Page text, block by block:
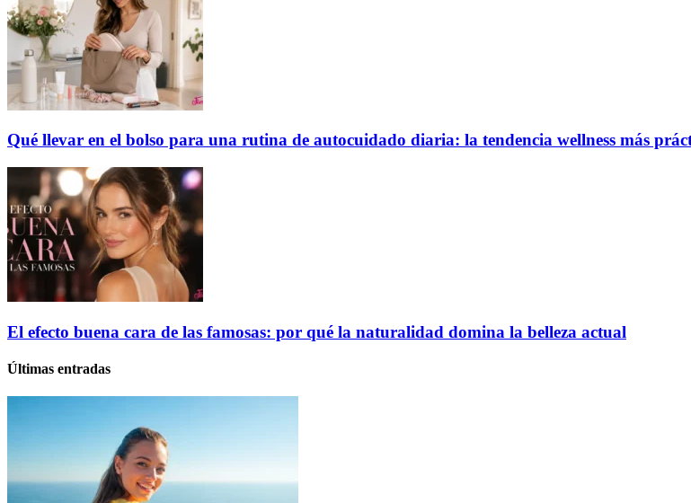
Qué llevar en el bolso para una rutina de autocuidado diaria: la tendencia wellness más
El efecto buena cara de las famosas: por qué la naturalidad domina la belleza actual
Últimas entradas